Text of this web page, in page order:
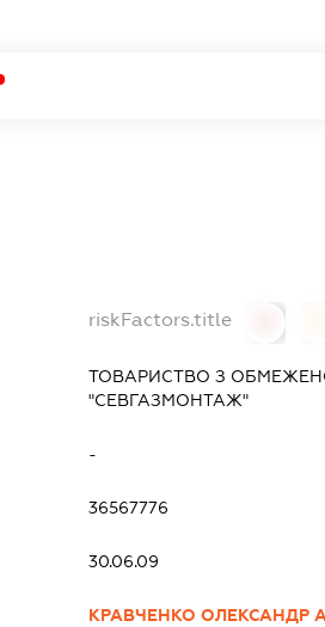
riskFactors.title
ТОВАРИСТВО З
"СЕВГАЗМОНТАЖ"
-
36567776
30.06.09
КРАВЧЕНКО ОЛЕКСАНДР